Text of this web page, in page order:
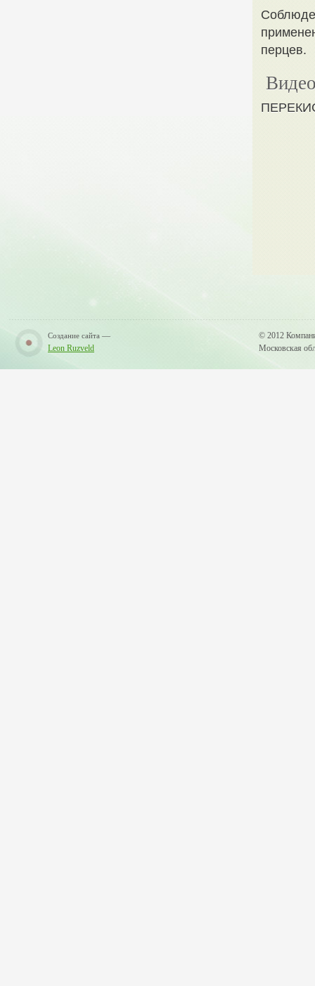
перцев.
Создание сайта —
Leon Ruzveld
© 2012
Московская